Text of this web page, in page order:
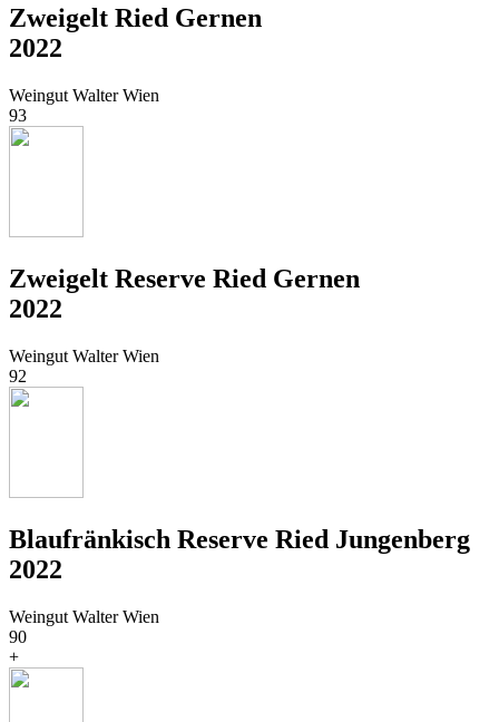
Zweigelt Ried Gernen
2022
Weingut Walter Wien
93
Zweigelt Reserve Ried Gernen
2022
Weingut Walter Wien
92
Blaufränkisch Reserve Ried Jungenberg
2022
Weingut Walter Wien
90
+